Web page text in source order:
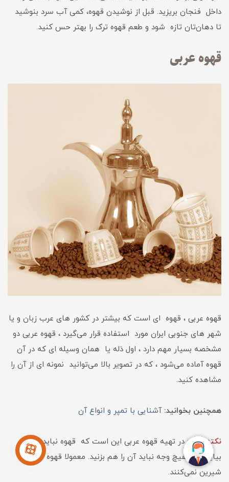
داخل فنجان بریزید. قبل از نوشیدن قهوه، کمی آب سرد بنوشید
تا دهان‌تان تازه شود و طعم قهوه ترک را بهتر حس کنید.
قهوه عربی
قهوه عربی ، قهوه ای است که بیشتر در کشور های عرب زبان و یا
شهر های جنوبی ایران مورد استفاده قرار می‌گیرد ، قهوه عربی دو
مشخصه بسیار مهم دارد ، اول دَله یا همان وسیله ای که در آن
قهوه آماده می‌شود ، که در تصویر بالا می‌توانید نمونه ای از آن را
مشاهده کنید.
همچنین بخوانید:آشنایی با تمپر و انواع آن
نکته مهم:در تهیه قهوه عربی این است که قهوه نباید جوش
بیاید و به هیچ وجه نباید آن را هم بزنید. معمولا قهوه عربی را
شیرین نمی‌کنند.